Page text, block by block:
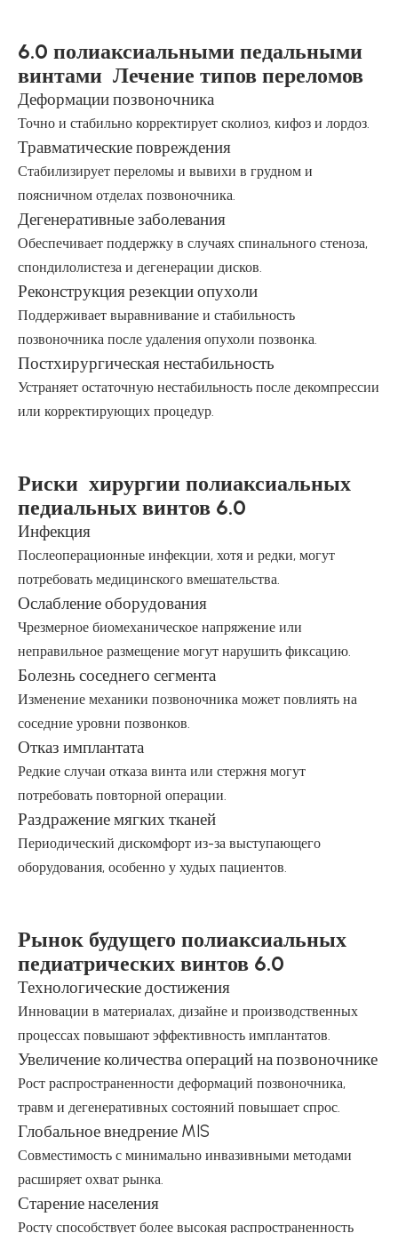
6.0 полиаксиальными педальными
винтами Лечение типов переломов
Деформации позвоночника
Точно и стабильно корректирует сколиоз, кифоз и лордоз.
Травматические повреждения
Стабилизирует переломы и вывихи в грудном и
поясничном отделах позвоночника.
Дегенеративные заболевания
Обеспечивает поддержку в случаях спинального стеноза,
спондилолистеза и дегенерации дисков.
Реконструкция резекции опухоли
Поддерживает выравнивание и стабильность
позвоночника после удаления опухоли позвонка.
Постхирургическая нестабильность
Устраняет остаточную нестабильность после декомпрессии
или корректирующих процедур.
Риски хирургии полиаксиальных
педиальных винтов 6.0
Инфекция
Послеоперационные инфекции, хотя и редки, могут
потребовать медицинского вмешательства.
Ослабление оборудования
Чрезмерное биомеханическое напряжение или
неправильное размещение могут нарушить фиксацию.
Болезнь соседнего сегмента
Изменение механики позвоночника может повлиять на
соседние уровни позвонков.
Отказ имплантата
Редкие случаи отказа винта или стержня могут
потребовать повторной операции.
Раздражение мягких тканей
Периодический дискомфорт из-за выступающего
оборудования, особенно у худых пациентов.
Рынок будущего полиаксиальных
педиатрических винтов 6.0
Технологические достижения
Инновации в материалах, дизайне и производственных
процессах повышают эффективность имплантатов.
Увеличение количества операций на позвоночнике
Рост распространенности деформаций позвоночника,
травм и дегенеративных состояний повышает спрос.
Глобальное внедрение MIS
Совместимость с минимально инвазивными методами
расширяет охват рынка.
Старение населения
Росту способствует более высокая распространенность